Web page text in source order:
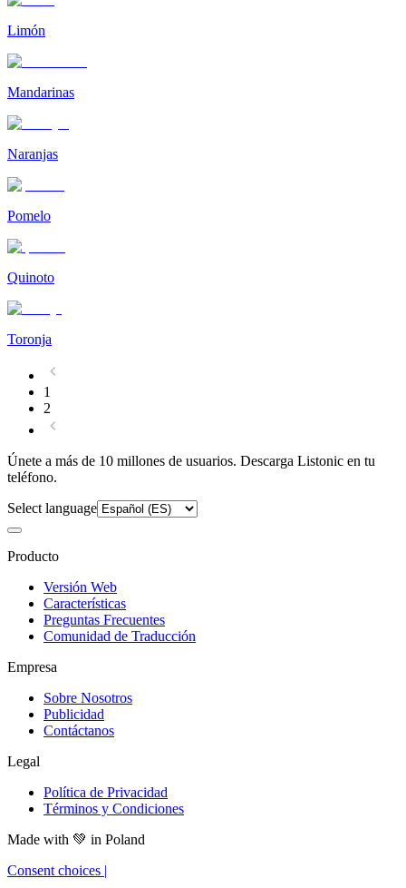
Limón
Mandarinas
Naranjas
Pomelo
Quinoto
Toronja
1
2
Únete a más de 10 millones de usuarios. Descarga Listonic en tu
teléfono.
Select language
Producto
Versión Web
Características
Preguntas Frecuentes
Comunidad de Traducción
Empresa
Sobre Nosotros
Publicidad
Contáctanos
Legal
Política de Privacidad
Términos y Condiciones
Made with 💚 in Poland
Consent choices |